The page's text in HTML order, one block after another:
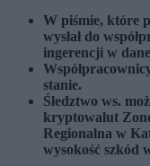
W piśmie, które
wysłał do
ingerencji w
stanie.
Śledztwo ws.
kryptowalut
Regionalna w
wysokość szkód